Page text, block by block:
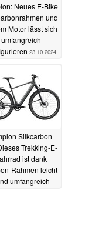
Neues E-Bike
und
Motor lässt sich
umfangreich
23.10.2024
Silkcarbon
Trekking-E-
ist dank
Rahmen leicht
umfangreich